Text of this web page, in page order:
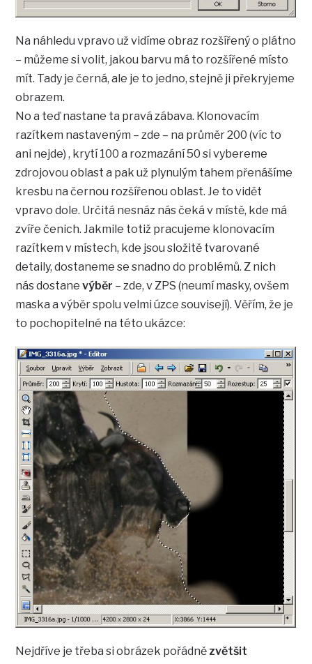
Na náhledu vpravo už vidíme obraz rozšířený o plátno
– můžeme si volit, jakou barvu má to rozšířené místo
mít. Tady je černá, ale je to jedno, stejně ji překryjeme
obrazem.
No a teď nastane ta pravá zábava. Klonovacím
razítkem nastaveným – zde – na průměr 200 (víc to
ani nejde) , krytí 100 a rozmazání 50 si vybereme
zdrojovou oblast a pak už plynulým tahem přenášíme
kresbu na černou rozšířenou oblast. Je to vidět
vpravo dole. Určitá nesnáz nás čeká v místě, kde má
zvíře čenich. Jakmile totiž pracujeme klonovacím
razítkem v místech, kde jsou složitě tvarované
detaily, dostaneme se snadno do problémů. Z nich
nás dostanevýběr – zde, v ZPS (neumí masky, ovšem
maska a výběr spolu velmi úzce souvisejí). Věřím, že je
to pochopitelné na této ukázce:
Nejdříve je třeba si obrázek pořádně zvětšit